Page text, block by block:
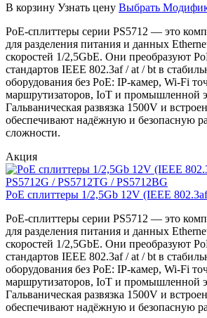
В корзину Узнать цену Выбрать
PoE-сплиттеры серии PS5712 — это
для разделения питания и данных
скоростей 1/2,5GbE. Они преобразуют
стандартов IEEE 802.3af / at / bt в
оборудования без PoE: IP-камер, Wi-Fi
маршрутизаторов, IoT и промышленной
Гальваническая развязка 1500V и
обеспечивают надёжную и безопасную
сложности.
Акция
PoE сплиттеры 1/2,5Gb 12V (IEEE
PoE-сплиттеры серии PS5712 — это
для разделения питания и данных
скоростей 1/2,5GbE. Они преобразуют
стандартов IEEE 802.3af / at / bt в
оборудования без PoE: IP-камер, Wi-Fi
маршрутизаторов, IoT и промышленной
Гальваническая развязка 1500V и
обеспечивают надёжную и безопасную